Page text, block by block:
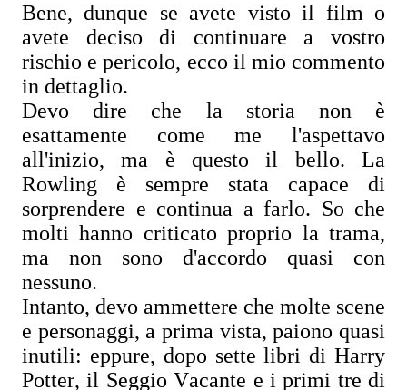
Bene, dunque se avete visto il film o
avete deciso di continuare a vostro
rischio e pericolo, ecco il mio commento
in dettaglio.
Devo dire che la storia non è
esattamente come me l'aspettavo
all'inizio, ma è questo il bello. La
Rowling è sempre stata capace di
sorprendere e continua a farlo. So che
molti hanno criticato proprio la trama,
ma non sono d'accordo quasi con
nessuno.
Intanto, devo ammettere che molte scene
e personaggi, a prima vista, paiono quasi
inutili: eppure, dopo sette libri di Harry
Potter, il Seggio Vacante e i primi tre di